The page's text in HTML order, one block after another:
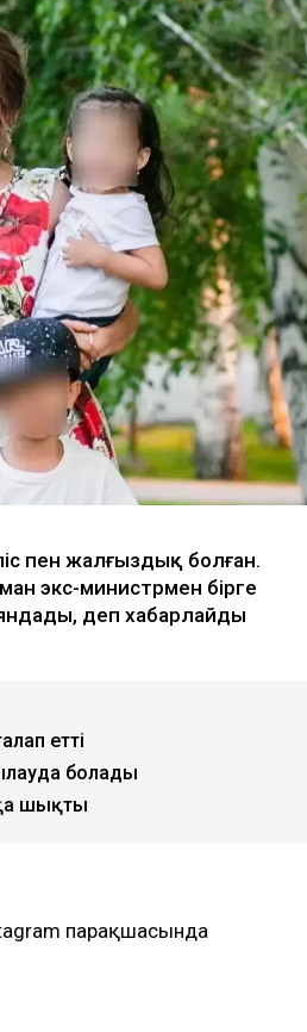
пен жалғыздық болған.
экс-министрмен бірге
деп хабарлайды
етті
болады
шықты
парақшасында